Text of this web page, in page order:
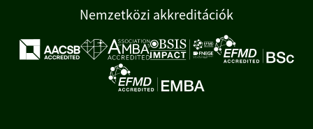
Nemzetközi akkreditációk